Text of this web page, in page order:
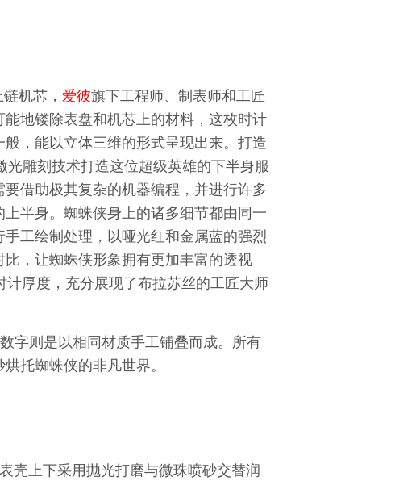
机芯， 爱彼旗下工程师、制表师和工匠
地镂除表盘和机芯上的材料，这枚时计
，能以立体三维的形式呈现出来。打造
雕刻技术打造这位超级英雄的下半身服
借助极其复杂的机器编程，并进行许多
半身。蜘蛛侠身上的诸多细节都由同一
工绘制处理，以哑光红和金属蓝的强烈
，让蜘蛛侠形象拥有更加丰富的透视
厚度，充分展现了布拉苏丝的工匠大师
字则是以相同材质手工铺叠而成。所有
托蜘蛛侠的非凡世界。
壳上下采用抛光打磨与微珠喷砂交替润